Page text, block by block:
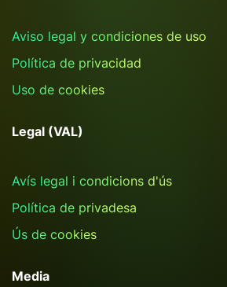
Aviso legal y condiciones de uso
Política de privacidad
Uso de cookies
Legal (VAL)
Avís legal i condicions d'ús
Política de privadesa
Ús de cookies
Media